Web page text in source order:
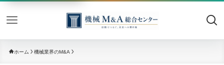
機械
ホーム 機械業界のM&A